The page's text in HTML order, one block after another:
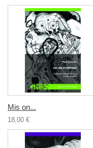
Mis on...
18,00 €